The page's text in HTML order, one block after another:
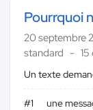
Pourrquoi
20 septembre
standard
Un texte
#1
une